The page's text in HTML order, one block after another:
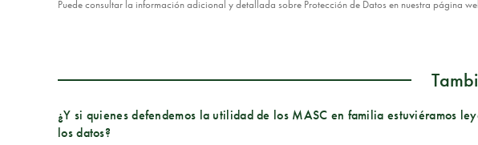
Puede consultar la información adicional y detallada sobre Protección de Datos en nuestra
¿Y si quienes defendemos la utilidad de los MASC en familia estuviéramos
los datos?